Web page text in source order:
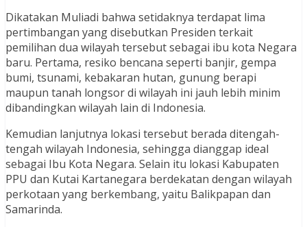
Dikatakan Muliadi bahwa setidaknya terdapat lima
pertimbangan yang disebutkan Presiden terkait
pemilihan dua wilayah tersebut sebagai ibu kota Negara
baru. Pertama, resiko bencana seperti banjir, gempa
bumi, tsunami, kebakaran hutan, gunung berapi
maupun tanah longsor di wilayah ini jauh lebih minim
dibandingkan wilayah lain di Indonesia.
Kemudian lanjutnya lokasi tersebut berada ditengah-
tengah wilayah Indonesia, sehingga dianggap ideal
sebagai Ibu Kota Negara. Selain itu lokasi Kabupaten
PPU dan Kutai Kartanegara berdekatan dengan wilayah
perkotaan yang berkembang, yaitu Balikpapan dan
Samarinda.